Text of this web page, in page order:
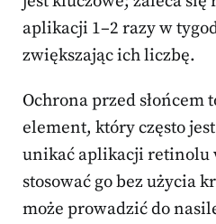
aplikacji 1–2 razy w
zwiększając ich liczbę.
Ochrona przed słońcem
element, który często
unikać aplikacji retinolu
stosować go bez użycia
może prowadzić do